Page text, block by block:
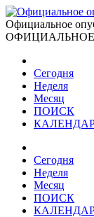
Официальное
Сегодня
Неделя
Месяц
ПОИСК
Сегодня
Неделя
Месяц
ПОИСК